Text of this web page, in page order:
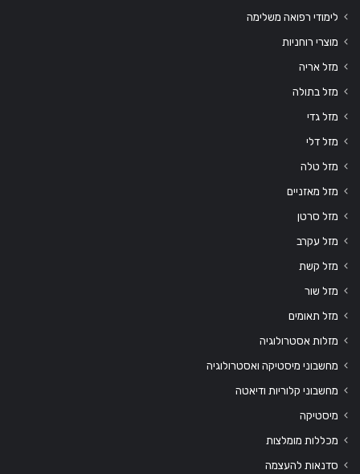
לימודי רפואה משלימה
מוצרי רוחניות
מזל אריה
מזל בתולה
מזל גדי
מזל דלי
מזל טלה
מזל מאזניים
מזל סרטן
מזל עקרב
מזל קשת
מזל שור
מזל תאומים
מזלות אסטרולוגיה
מחשבוני מיסטיקה ואסטרולוגיה
מחשבוני קלוריות ודיאטה
מיסטיקה
מכללות מומלצות
סדנאות להעצמה